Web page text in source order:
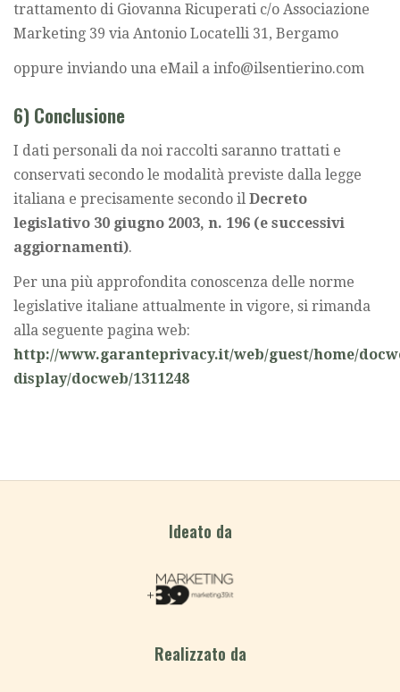
trattamento di Giovanna Ricuperati c/o Associazione
Marketing 39 via Antonio Locatelli 31, Bergamo
oppure inviando una eMail a info@ilsentierino.com
6) Conclusione
I dati personali da noi raccolti saranno trattati e
conservati secondo le modalità previste dalla legge
italiana e precisamente secondo il Decreto
legislativo 30 giugno 2003, n. 196 (e successivi
aggiornamenti).
Per una più approfondita conoscenza delle norme
legislative italiane attualmente in vigore, si rimanda
alla seguente pagina web:
http://www.garanteprivacy.it/web/guest/home/
display/docweb/1311248
Ideato da
Realizzato da